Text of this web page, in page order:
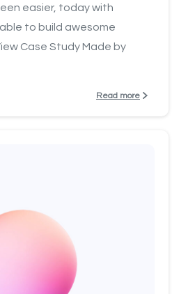
easier, today with
to build awesome
Case Study Made by
Read more